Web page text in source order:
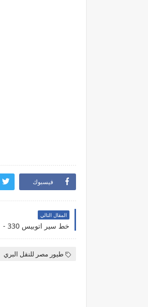
فيسبوك
المقال التالي
خط سير اتوبيس 330 - ٣٣٠
طيور مصر للنقل البري